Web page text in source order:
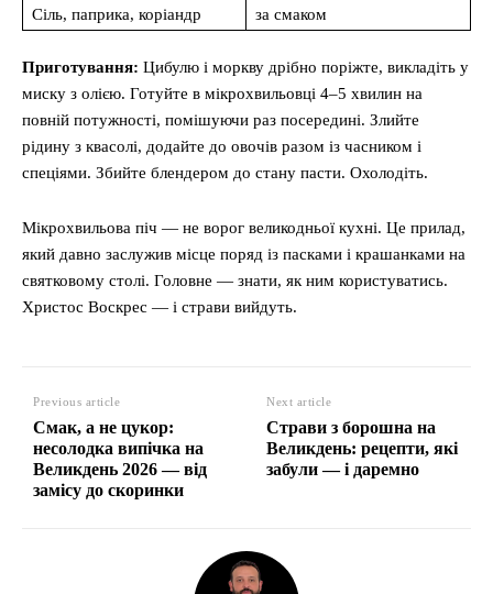
Сіль, паприка, коріандр
за смаком
Приготування: Цибулю і моркву дрібно поріжте, викладіть у
миску з олією. Готуйте в мікрохвильовці 4–5 хвилин на
повній потужності, помішуючи раз посередині. Злийте
рідину з квасолі, додайте до овочів разом із часником і
спеціями. Збийте блендером до стану пасти. Охолодіть.
Мікрохвильова піч — не ворог великодньої кухні. Це прилад,
який давно заслужив місце поряд із пасками і крашанками на
святковому столі. Головне — знати, як ним користуватись.
Христос Воскрес — і страви вийдуть.
Previous article
Смак, а не цукор:
несолодка випічка на
Великдень 2026 — від
замісу до скоринки
Next article
Страви з борошна на
Великдень: рецепти, які
забули — і даремно